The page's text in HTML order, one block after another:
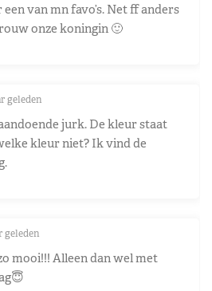
van mn favo’s. Net ff anders
onze koningin 🙂
geleden
jurk. De kleur staat
kleur niet? Ik vind de
geleden
mooi!!! Alleen dan wel met